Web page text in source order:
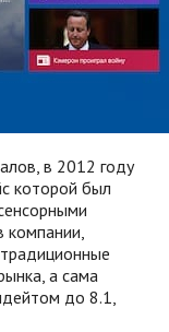
в 2012 году
которой был
компании,
а сама
до 8.1,